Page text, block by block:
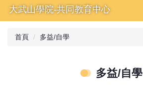
大武山學院-共同教育中心
首頁 多益/自學
多益/自學